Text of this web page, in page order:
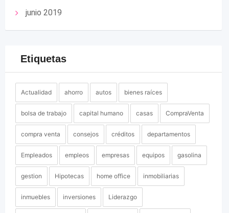
junio 2019
Etiquetas
Actualidad ahorro autos bienes raíces
bolsa de trabajo capital humano casas CompraVenta
compra venta consejos créditos departamentos
Empleados empleos empresas equipos gasolina
gestion Hipotecas home office inmobiliarias
inmuebles inversiones Liderazgo